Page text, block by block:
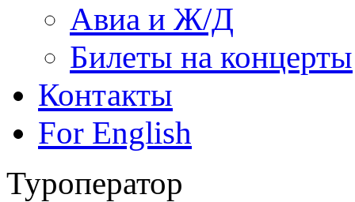
Авиа и Ж/Д
Билеты на концерты
Контакты
For English
Туроператор